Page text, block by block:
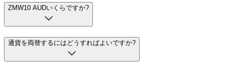
ZMW10 AUDいくらですか?
通貨を両替するにはどうすればよいですか?